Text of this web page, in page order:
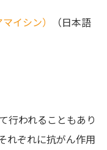
イシン）
（日本語
行われることもあり
れぞれに抗がん作用